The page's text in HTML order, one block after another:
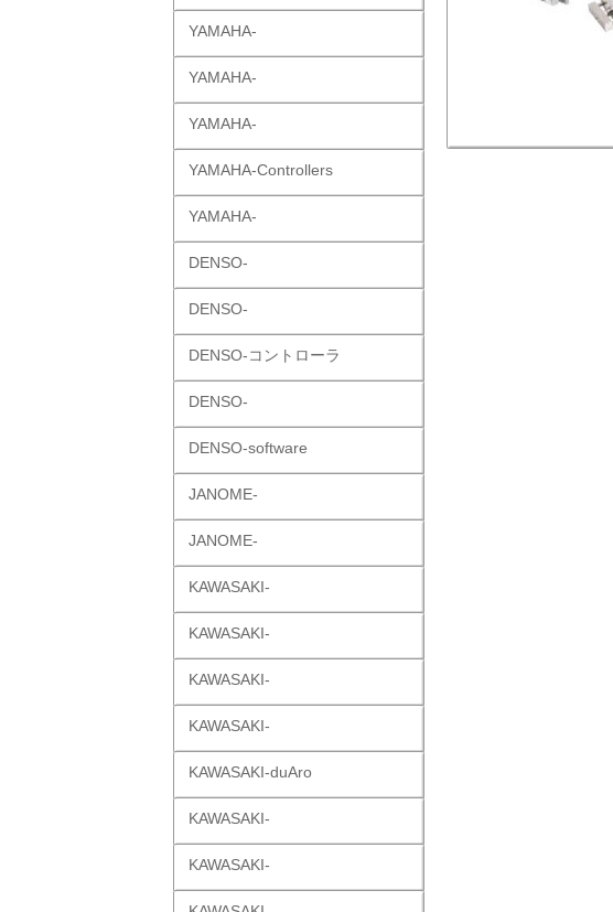
YAMAHA-
YAMAHA-
YAMAHA-
YAMAHA-Controllers
YAMAHA-
DENSO-
DENSO-
DENSO-コントローラ
DENSO-
DENSO-software
JANOME-
JANOME-
KAWASAKI-
KAWASAKI-
KAWASAKI-
KAWASAKI-
KAWASAKI-duAro
KAWASAKI-
KAWASAKI-